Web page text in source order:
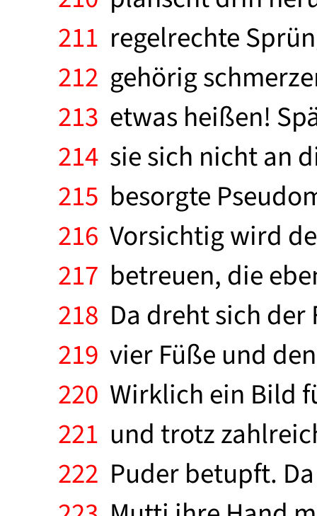
211 regelrechte
212 gehörig
213 etwas heißen!
214 sie sich nicht an
215 besorgte
216 Vorsichtig wird
217 betreuen, die
218 Da dreht sich
219 vier Füße und
220 Wirklich ein Bild
221 und trotz
222 Puder betupft.